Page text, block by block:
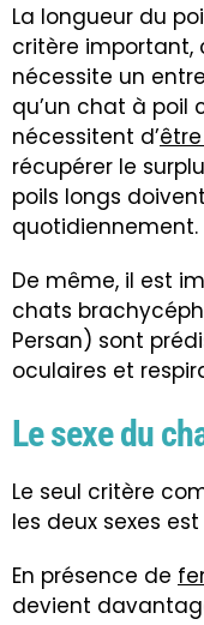
La longueur du
critère important,
nécessite un
qu’un chat à poil
nécessitent d’
récupérer le
poils longs
quotidiennement.
De même, il est
chats
Persan) sont
oculaires et
Le sexe du
Le seul critère
les deux sexes
En présence de
devient